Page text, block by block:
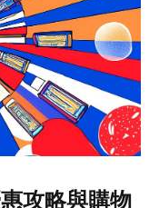
攻略與購物